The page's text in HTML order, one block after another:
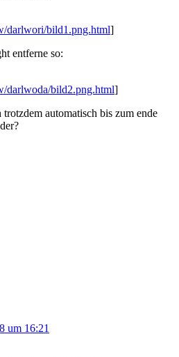
darlwori/bild1.png.html]
entferne so:
darlwoda/bild2.png.html]
automatisch bis zum ende
um 16:21